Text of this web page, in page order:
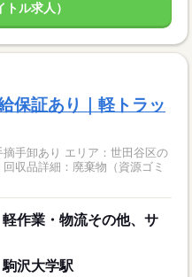
ル求人）
保証あり｜軽トラッ
手卸あり エリア：世田谷区の
収品詳細：廃棄物（資源ゴミ
作業・物流その他、サ
沢大学駅